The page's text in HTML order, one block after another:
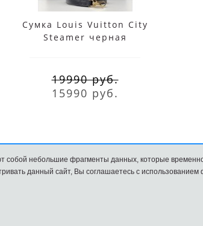
Сумка Louis Vuitton City
Steamer черная
19990 руб.
15990 руб.
собой небольшие фрагменты данных, которые
данный сайт, Вы соглашаетесь с